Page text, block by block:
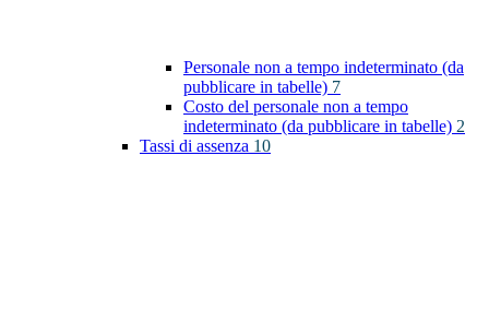
Personale non a tempo indeterminato (da
pubblicare in tabelle) 7
Costo del personale non a tempo
indeterminato (da pubblicare in tabelle) 2
Tassi di assenza 10